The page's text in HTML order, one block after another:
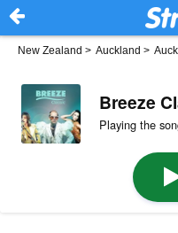
New Zealand > Auckland >
Breeze
Playing the